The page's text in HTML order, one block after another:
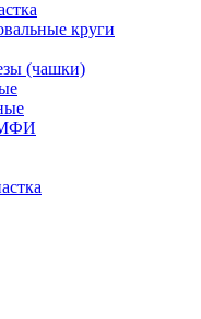
круги
(чашки)
МФИ